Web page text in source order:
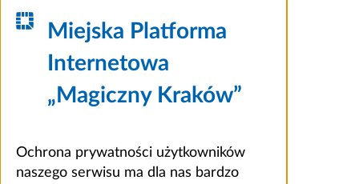
Miejska Platforma
Internetowa
„Magiczny Kraków”
Ochrona prywatności użytkowników
naszego serwisu ma dla nas bardzo